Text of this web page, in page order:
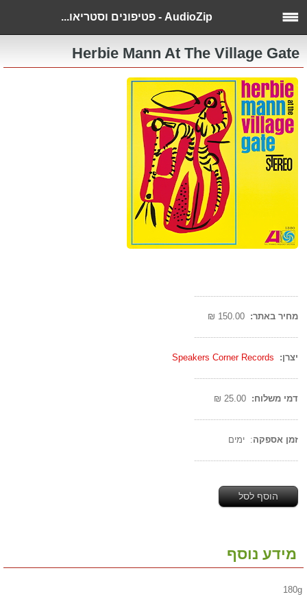
AudioZip - פטיפונים וסטריאו...
--------------------------------------
מחיר באתר:
--------------------------------------
יצרן:
Speakers Corner Records
--------------------------------------
דמי משלוח:
--------------------------------------
זמן אספקה: ימים
--------------------------------------
הוסף לסל
מידע נוסף
180g